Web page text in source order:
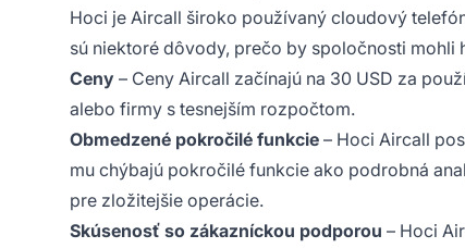
Hoci je Aircall široko používaný cloudový
sú niektoré dôvody, prečo by spoločnosti mohli
Ceny – Ceny Aircall začínajú na 30 USD za
alebo firmy s tesnejším rozpočtom.
Obmedzené pokročilé funkcie – Hoci Aircall
mu chýbajú pokročilé funkcie ako podrobná
pre zložitejšie operácie.
Skúsenosť so zákazníckou podporou – Hoci